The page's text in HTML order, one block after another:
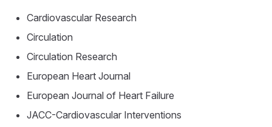
Cardiovascular Research
Circulation
Circulation Research
European Heart Journal
European Journal of Heart Failure
JACC-Cardiovascular Interventions